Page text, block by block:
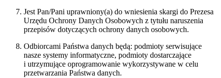
Jest Pan/Pani uprawniony(a) do wniesienia skargi do Prezesa
Urzędu Ochrony Danych Osobowych z tytułu naruszenia
przepisów dotyczących ochrony danych osobowych.
Odbiorcami Państwa danych będą: podmioty serwisujące
nasze systemy informatyczne, podmioty dostarczające
i utrzymujące oprogramowanie wykorzystywane w celu
przetwarzania Państwa danych.